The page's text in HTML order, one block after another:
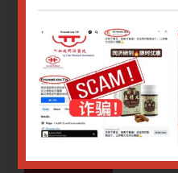
治疗手段：中药方、中成药
网上报名截止日期：27/
关于腾讯会议操作指南请
关于Zoom会议操作指南请
只有登录用户才能报名
登录或注册